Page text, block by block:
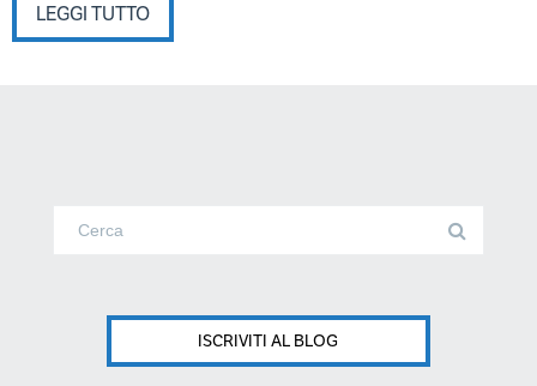
LEGGI TUTTO
ISCRIVITI AL BLOG